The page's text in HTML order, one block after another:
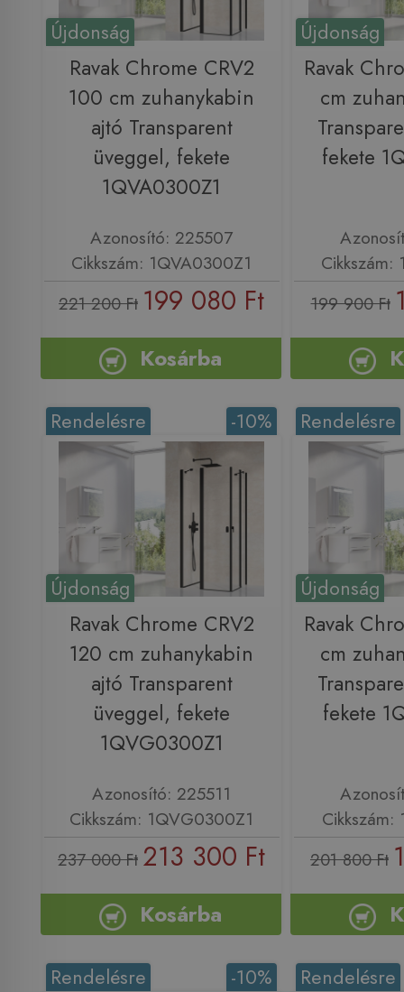
Újdonság
Ravak Chrome CRV2
100 cm zuhanykabin
ajtó Transparent
üveggel, fekete
1QVA0300Z1
Azonosító: 225507
Cikkszám: 1QVA0300Z1
221 200 Ft 199 080 Ft
Kosárba
Újdonság
Ravak
cm
fekete
199 900 Ft
Újdonság
-10%
Rendelésre
Ravak Chrome CRV2
120 cm zuhanykabin
ajtó Transparent
üveggel, fekete
1QVG0300Z1
Azonosító: 225511
Cikkszám: 1QVG0300Z1
237 000 Ft 213 300 Ft
Kosárba
Újdonság
Rendelésre
Ravak
cm
fekete
201 800 Ft
-10%
Rendelésre Rendelésre